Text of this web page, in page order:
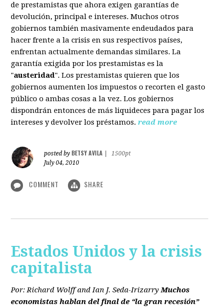
de prestamistas que ahora exigen garantías de
devolución, principal e intereses. Muchos otros
gobiernos también masivamente endeudados para
hacer frente a la crisis en sus respectivos países,
enfrentan actualmente demandas similares. La
garantía exigida por los prestamistas es la
"austeridad". Los prestamistas quieren que los
gobiernos aumenten los impuestos o recorten el gasto
público o ambas cosas a la vez. Los gobiernos
dispondrán entonces de más liquideces para pagar los
intereses y devolver los préstamos. read more
posted by BETSY AVILA
1500pt
July 04, 2010
COMMENT SHARE
Estados Unidos y la crisis
capitalista
Por: Richard Wolff and Ian J. Seda-Irizarry Muchos
economistas hablan del final de “la gran recesión”